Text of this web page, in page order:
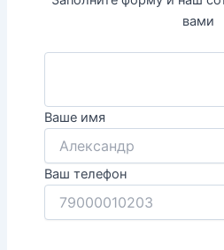
вами
Ваше имя
Ваш телефон